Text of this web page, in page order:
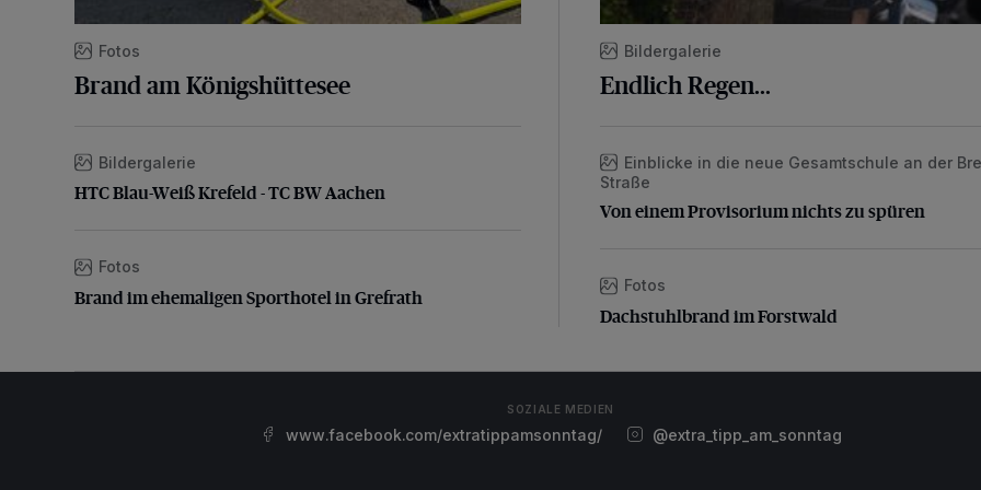
Fotos
Brand am Königshüttesee
HTC Blau-Weiß Krefeld - TC BW Aachen
Bildergalerie
HTC Blau-Weiß Krefeld - TC BW Aachen
Brand im ehemaligen Sporthotel in Grefrath
Fotos
Brand im ehemaligen Sporthotel in Grefrath
Bildergalerie
Endlich Regen...
Von einem Provisorium nichts zu spüren
Einblicke in die neue Gesamtschule an der
Straße
Von einem Provisorium nichts zu spüren
Dachstuhlbrand im Forstwald
Fotos
Dachstuhlbrand im Forstwald
SOZIALE MEDIEN
www.facebook.com/extratippamsonntag/ @extra_tipp_am_sonntag